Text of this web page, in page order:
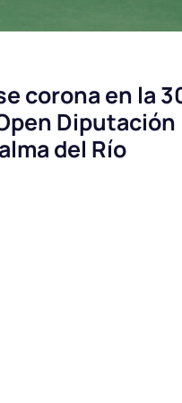
corona en la
Diputación
del Río